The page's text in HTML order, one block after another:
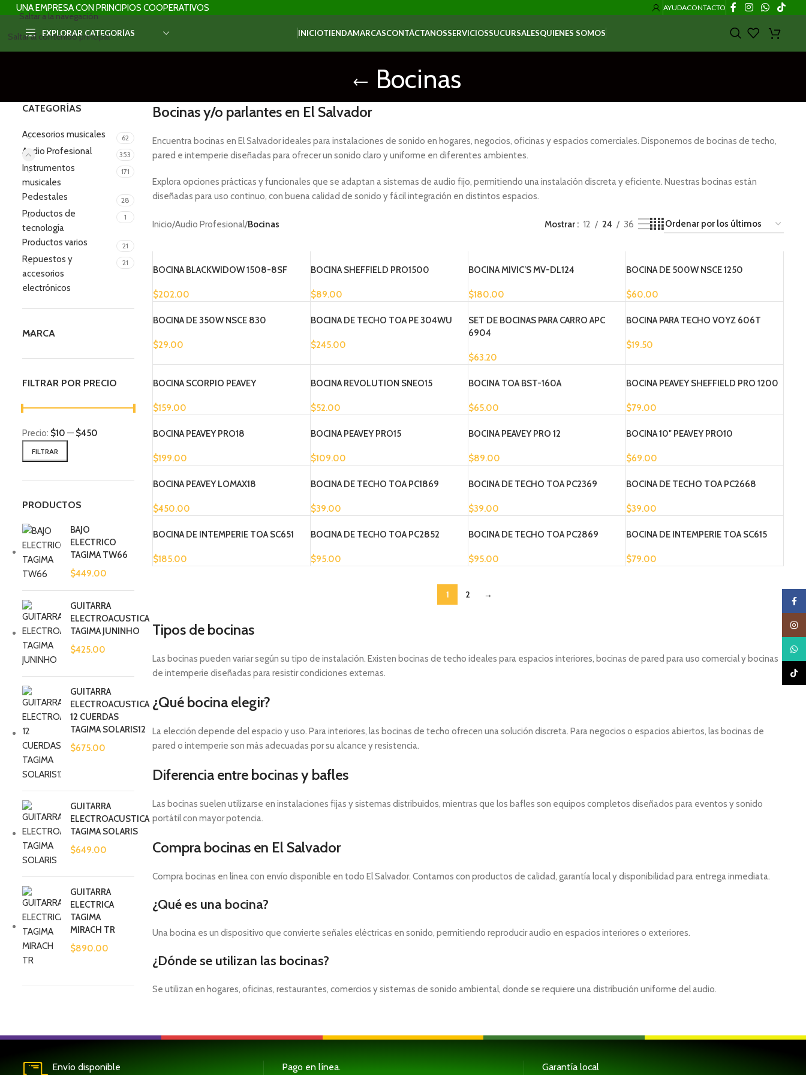
Saltar a la navegación
Saltar al contenido principal
UNA EMPRESA CON PRINCIPIOS COOPERATIVOS AYUDACONTACTO
EXPLORAR CATEGORÍAS INICIOTIENDAMARCASCONTÁCTANOSSERVICIOSSUCURSALESQUIENES SOMOS
Bocinas
CATEGORÍAS
Accesorios musicales 62
Audio Profesional 353
Instrumentos
musicales
171
Pedestales 28
Productos de
tecnología
1
Productos varios 21
Repuestos y
accesorios
electrónicos
21
MARCA
FILTRAR POR PRECIO
FILTRAR
Precio: $10 — $450
PRODUCTOS
BAJO
ELECTRICO
TAGIMA TW66
$449.00
GUITARRA
ELECTROACUSTICA
TAGIMA JUNINHO
$425.00
GUITARRA
ELECTROACUSTICA
12 CUERDAS
TAGIMA SOLARIS12
$675.00
GUITARRA
ELECTROACUSTICA
TAGIMA SOLARIS
$649.00
GUITARRA
ELECTRICA
TAGIMA
MIRACH TR
$890.00
Bocinas y/o parlantes en El Salvador
Encuentra bocinas en El Salvador ideales para instalaciones de sonido en hogares, negocios, oficinas y espacios comerciales. Disponemos de bocinas de techo,
pared e intemperie diseñadas para ofrecer un sonido claro y uniforme en diferentes ambientes.
Explora opciones prácticas y funcionales que se adaptan a sistemas de audio fijo, permitiendo una instalación discreta y eficiente. Nuestras bocinas están
diseñadas para uso continuo, con buena calidad de sonido y fácil integración en distintos espacios.
Inicio/Audio Profesional/Bocinas Mostrar 12 24 36
BOCINA BLACKWIDOW 1508-8SF
$202.00
BOCINA SHEFFIELD PRO1500
$89.00
BOCINA MIVIC’S MV-DL124
$180.00
BOCINA DE 500W NSCE 1250
$60.00
BOCINA DE 350W NSCE 830
$29.00
BOCINA DE TECHO TOA PE 304WU
$245.00
SET DE BOCINAS PARA CARRO APC
6904
$63.20
BOCINA PARA TECHO VOYZ 606T
$19.50
BOCINA SCORPIO PEAVEY
$159.00
BOCINA REVOLUTION SNEO15
$52.00
BOCINA TOA BST-160A
$65.00
BOCINA PEAVEY SHEFFIELD PRO 1200
$79.00
BOCINA PEAVEY PRO18
$199.00
BOCINA PEAVEY PRO15
$109.00
BOCINA PEAVEY PRO 12
$89.00
BOCINA 10″ PEAVEY PRO10
$69.00
BOCINA PEAVEY LOMAX18
$450.00
BOCINA DE TECHO TOA PC1869
$39.00
BOCINA DE TECHO TOA PC2369
$39.00
BOCINA DE TECHO TOA PC2668
$39.00
BOCINA DE INTEMPERIE TOA SC651
$185.00
BOCINA DE TECHO TOA PC2852
$95.00
BOCINA DE TECHO TOA PC2869
$95.00
BOCINA DE INTEMPERIE TOA SC615
$79.00
1 2 →
Tipos de bocinas
Las bocinas pueden variar según su tipo de instalación. Existen bocinas de techo ideales para espacios interiores, bocinas de pared para uso comercial y bocinas
de intemperie diseñadas para resistir condiciones externas.
¿Qué bocina elegir?
La elección depende del espacio y uso. Para interiores, las bocinas de techo ofrecen una solución discreta. Para negocios o espacios abiertos, las bocinas de
pared o intemperie son más adecuadas por su alcance y resistencia.
Diferencia entre bocinas y bafles
Las bocinas suelen utilizarse en instalaciones fijas y sistemas distribuidos, mientras que los bafles son equipos completos diseñados para eventos y sonido
portátil con mayor potencia.
Compra bocinas en El Salvador
Compra bocinas en línea con envío disponible en todo El Salvador. Contamos con productos de calidad, garantía local y disponibilidad para entrega inmediata.
¿Qué es una bocina?
Una bocina es un dispositivo que convierte señales eléctricas en sonido, permitiendo reproducir audio en espacios interiores o exteriores.
¿Dónde se utilizan las bocinas?
Se utilizan en hogares, oficinas, restaurantes, comercios y sistemas de sonido ambiental, donde se requiere una distribución uniforme del audio.
Envío disponible Pago en línea. Garantía local